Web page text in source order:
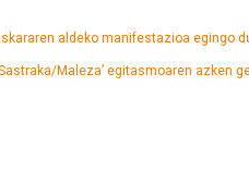
aldeko manifestazioa egingo
Maleza’ egitasmoaren azken